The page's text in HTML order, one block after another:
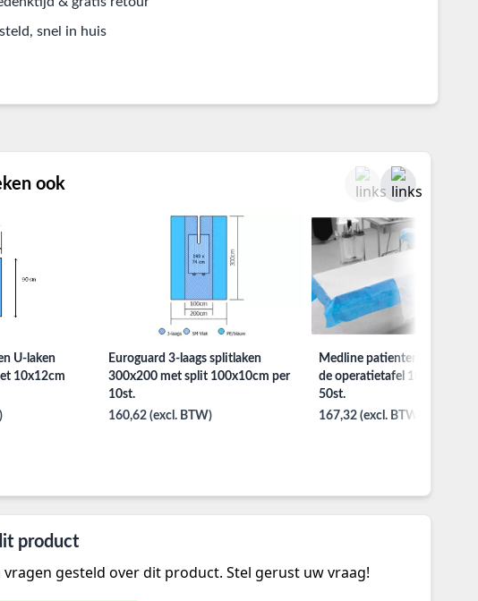
snel in huis
ook
U-laken
10x12cm
Euroguard 3-laags splitlaken
300x200 met split 100x10cm per
10st.
160,62 (excl. BTW)
Medline patienten tillaken
de operatietafel 102x152cm
50st.
167,32 (excl. BTW)
product
vragen gesteld over dit product. Stel gerust uw vraag!